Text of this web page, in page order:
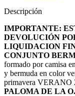
Descripción
IMPORTANTE:
DEVOLUCIÓN
LIQUIDACION
CONJUNTO
formado por camisa
y bermuda en color
primavera VERANO
PALOMA DE LA O.